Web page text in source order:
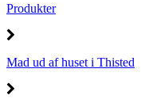
Produkter
Mad ud af huset i Thisted